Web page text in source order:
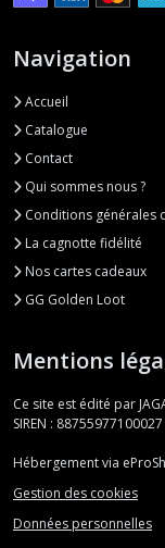
Afficher
les
résultats
Navigation
Accueil
Catalogue
Contact
Qui sommes nous ?
Conditions générales
La cagnotte fidélité
Nos cartes cadeaux
GG Golden Loot
Mentions
Ce site est édité par
SIREN : 88755977100027
Hébergement via
Gestion des cookies
Données personnelles